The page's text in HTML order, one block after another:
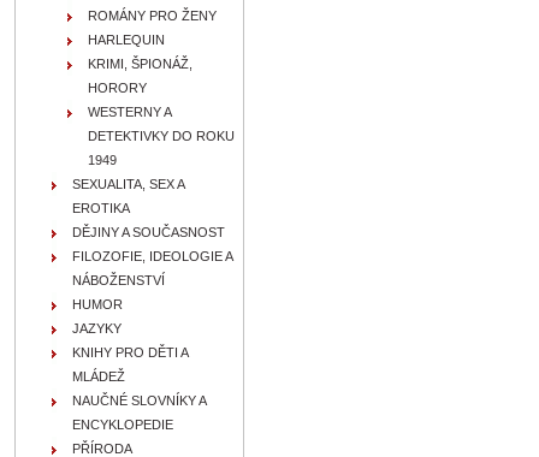
ROMÁNY PRO ŽENY
HARLEQUIN
KRIMI, ŠPIONÁŽ,
HORORY
WESTERNY A
DETEKTIVKY DO ROKU
1949
SEXUALITA, SEX A
EROTIKA
DĚJINY A SOUČASNOST
FILOZOFIE, IDEOLOGIE A
NÁBOŽENSTVÍ
HUMOR
JAZYKY
KNIHY PRO DĚTI A
MLÁDEŽ
NAUČNÉ SLOVNÍKY A
ENCYKLOPEDIE
PŘÍRODA